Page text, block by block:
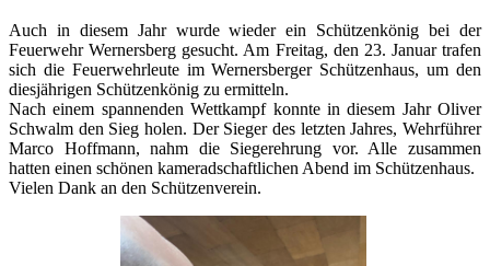
Auch in diesem Jahr wurde wieder ein Schützenkönig bei der
Feuerwehr Wernersberg gesucht. Am Freitag, den 23. Januar trafen
sich die Feuerwehrleute im Wernersberger Schützenhaus, um den
diesjährigen Schützenkönig zu ermitteln.
Nach einem spannenden Wettkampf konnte in diesem Jahr Oliver
Schwalm den Sieg holen. Der Sieger des letzten Jahres, Wehrführer
Marco Hoffmann, nahm die Siegerehrung vor. Alle zusammen
hatten einen schönen kameradschaftlichen Abend im Schützenhaus.
Vielen Dank an den Schützenverein.